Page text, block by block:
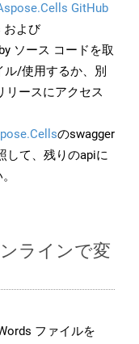
GitHub
および
ソース コードを取
ル/使用するか、別
リースにアクセス
のswagger
して、残りのapiに
ラインで変
ファイルを